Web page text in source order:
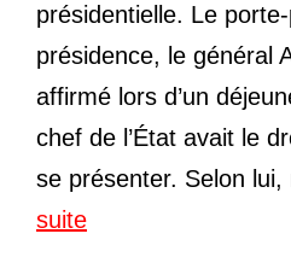
présidentielle. Le
présidence, le général
affirmé lors d’un
chef de l’État avait le
se présenter. Selon
suite